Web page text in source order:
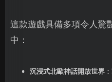
這款遊戲具備多項令人驚
中：
沉浸式北歐神話開放世界